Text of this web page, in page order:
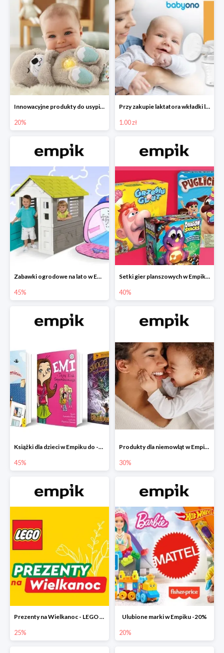
Innowacyjne produkty do usypiania w Empiku -20%
20%
Przy zakupie laktatora wkładki laktacyjne za 1 zł!
1.00 zł
Zabawki ogrodowe na lato w Empiku do -45%
45%
Setki gier planszowych w Empiku do -40%
40%
Książki dla dzieci w Empiku do -45%
45%
Produkty dla niemowląt w Empiku do -30%
30%
Prezenty na Wielkanoc - LEGO w Empiku do -25%
25%
Ulubione marki w Empiku -20%
20%